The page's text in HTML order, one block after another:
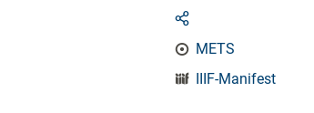
METS
IIIF-Manifest